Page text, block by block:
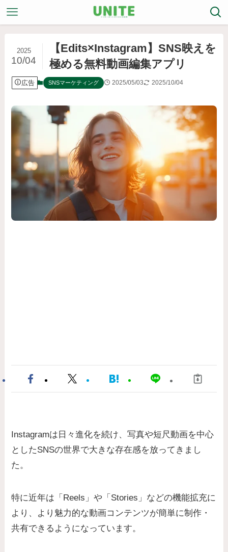
【Edits×Instagram】SNS映えを
極める無料動画編集アプリ
2025
10/04
広告 SNSマーケティング 2025/05/03 2025/10/04
Instagramは日々進化を続け、写真や短尺動画を中心
としたSNSの世界で大きな存在感を放ってきまし
た。
特に近年は「Reels」や「Stories」などの機能拡充に
より、より魅力的な動画コンテンツが簡単に制作・
共有できるようになっています。